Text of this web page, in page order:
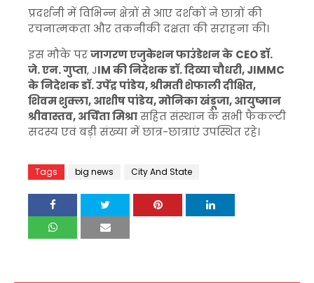
प्रदर्शनी में विभिन्न क्षेत्रों से आए दर्शकों ने छात्रों की
रचनात्मकता और तकनीकी दक्षता की सराहना की।
इस मौके परजागरण एजुकेशन फाउंडेशन के CEO डॉ.
जे. एन. गुप्ता, JIM की निदेशक डॉ. दिव्या चौधरी, JIMMC
के निदेशक डॉ. उपेंद्र पांडेय, श्रीमती शेफाली दीक्षित,
शिवम शुक्ला, आशीष पांडेय, मोनिका खंडूजा, आयुष्मान
श्रीवास्तव, अर्चिता मिश्रासहित संस्थान के सभी फैकल्टी
सदस्य एवं बड़ी संख्या में छात्र-छात्राएं उपस्थित रहे।
Tags big news City And State